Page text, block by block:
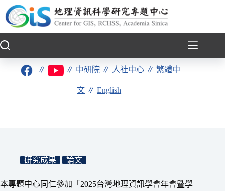
至
要
∥ ∥ 中研院 ∥ 人社中心 ∥繁體中
文 ∥English
研究成果 論文
本專題中心同仁參加「2025台灣地理資訊學會年會暨學